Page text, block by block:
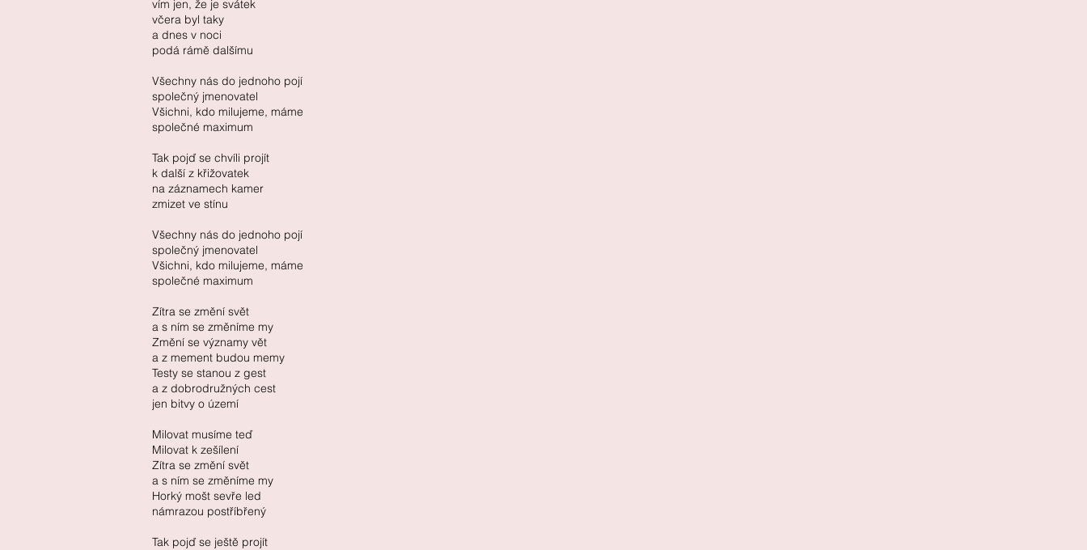
vím jen, že je svátek
včera byl taky
a dnes v noci
podá rámě dalšímu
Všechny nás do jednoho pojí
společný jmenovatel
Všichni, kdo milujeme, máme
společné maximum
Tak pojď se chvíli projít
k další z křižovatek
na záznamech kamer
zmizet ve stínu
Všechny nás do jednoho pojí
společný jmenovatel
Všichni, kdo milujeme, máme
společné maximum
Zítra se změní svět
a s ním se změníme my
Změní se významy vět
a z mement budou memy
Testy se stanou z gest
a z dobrodružných cest
jen bitvy o území
Milovat musíme teď
Milovat k zešílení
Zítra se změní svět
a s ním se změníme my
Horký mošt sevře led
námrazou postříbřený
Tak pojď se ještě projít